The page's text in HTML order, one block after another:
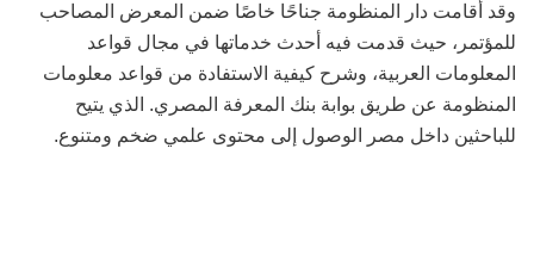
وقد أقامت دار المنظومة جناحًا خاصًا ضمن المعرض المصاحب
للمؤتمر، حيث قدمت فيه أحدث خدماتها في مجال قواعد
المعلومات العربية، وشرح كيفية الاستفادة من قواعد معلومات
المنظومة عن طريق بوابة بنك المعرفة المصري. الذي يتيح
للباحثين داخل مصر الوصول إلى محتوى علمي ضخم ومتنوع.